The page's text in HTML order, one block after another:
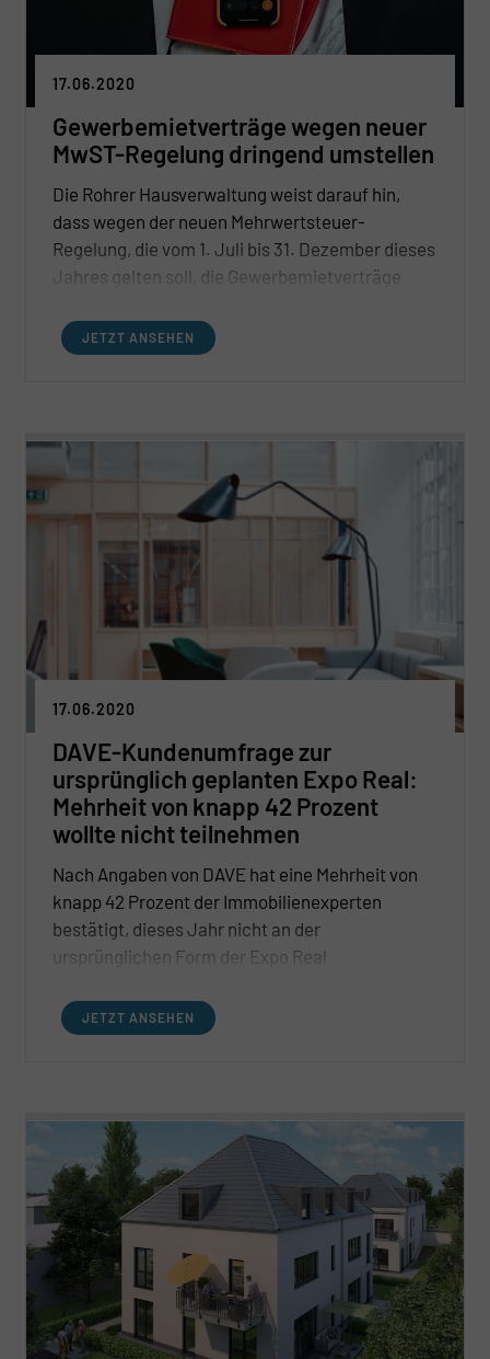
17.06.2020
Gewerbemietverträge wegen neuer
MwST-Regelung dringend umstellen
Die Rohrer Hausverwaltung weist darauf hin,
dass wegen der neuen Mehrwertsteuer-
Regelung, die vom 1. Juli bis 31. Dezember dieses
Jahres gelten soll, die Gewerbemietverträge
JETZT ANSEHEN
17.06.2020
DAVE-Kundenumfrage zur
ursprünglich geplanten Expo Real:
Mehrheit von knapp 42 Prozent
wollte nicht teilnehmen
Nach Angaben von DAVE hat eine Mehrheit von
knapp 42 Prozent der Immobilienexperten
bestätigt, dieses Jahr nicht an der
ursprünglichen Form der Expo Real
einer DAVE-Kundenumfrage, an der sich 205
Befragte vom 3. bis zum 9. Juni beteiligt haben.
JETZT ANSEHEN